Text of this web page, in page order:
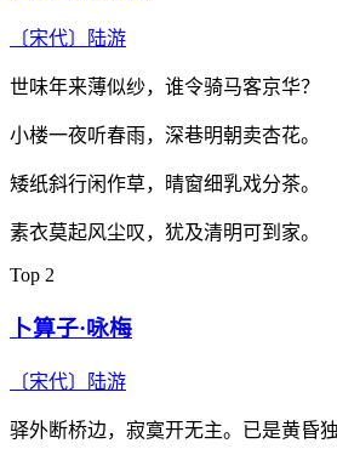
〔宋代〕 陆游
世味年来薄似纱，谁令骑马客京华？
小楼一夜听春雨，深巷明朝卖杏花。
矮纸斜行闲作草，晴窗细乳戏分茶。
素衣莫起风尘叹，犹及清明可到家。
Top 2
卜算子·咏梅
〔宋代〕 陆游
驿外断桥边，寂寞开无主。已是黄昏